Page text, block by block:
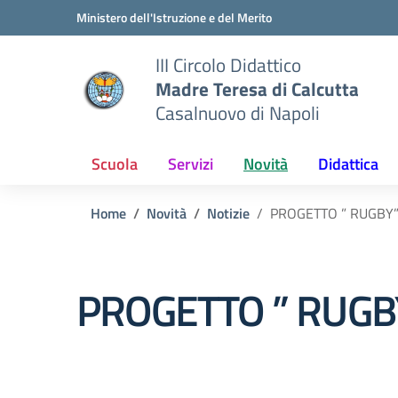
Vai ai contenuti
Vai al menu di navigazioneMinistero dell'Istruzione e del Merito
III Circolo Didattico
Madre Teresa di Calcutta
Casalnuovo di Napoli
Scuola Servizi Novità Didattica
Home Novità Notizie PROGETTO ” RUGBY”
PROGETTO ”